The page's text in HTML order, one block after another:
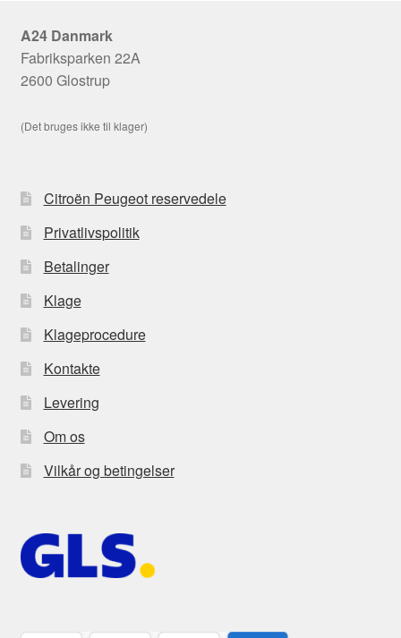
A24 Danmark
Fabriksparken 22A
2600 Glostrup
(Det bruges ikke til klager)
Citroën Peugeot reservedele
Privatlivspolitik
Betalinger
Klage
Klageprocedure
Kontakte
Levering
Om os
Vilkår og betingelser